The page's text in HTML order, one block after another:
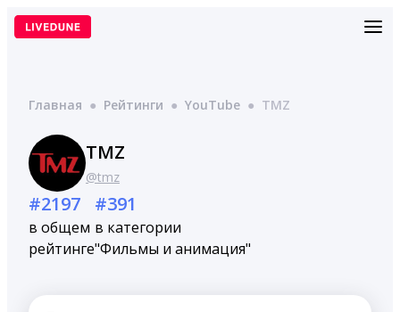
Перейти
Главная ● Рейтинги ● YouTube ● TMZ
TMZ
@tmz
#2197
в общем
рейтинге
#391
в категории
"Фильмы и анимация"